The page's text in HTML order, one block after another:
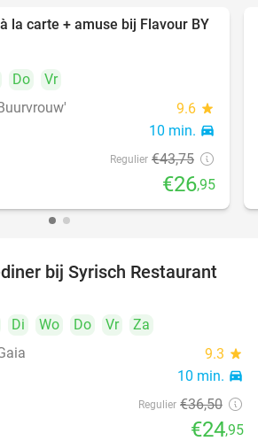
38%
la carte + amuse bij Flavour BY
Do
Vr
9.6 star
10 min. directions_car
Regulier €43,75
€26,95
32%
bij Syrisch Restaurant
Di Wo Do Vr
Za
9.3 star
10 min. directions_car
Regulier €36,50
€24,95